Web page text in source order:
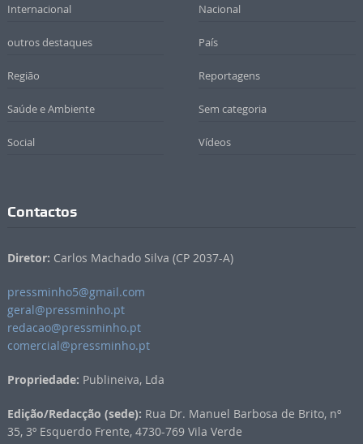
Internacional Nacional
outros destaques País
Região Reportagens
Saúde e Ambiente Sem categoria
Social Vídeos
Contactos
Diretor: Carlos Machado Silva (CP 2037-A)
pressminho5@gmail.com
geral@pressminho.pt
redacao@pressminho.pt
comercial@pressminho.pt
Propriedade: Publineiva, Lda
Edição/Redacção (sede): Rua Dr. Manuel Barbosa de Brito, nº
35, 3º Esquerdo Frente, 4730-769 Vila Verde